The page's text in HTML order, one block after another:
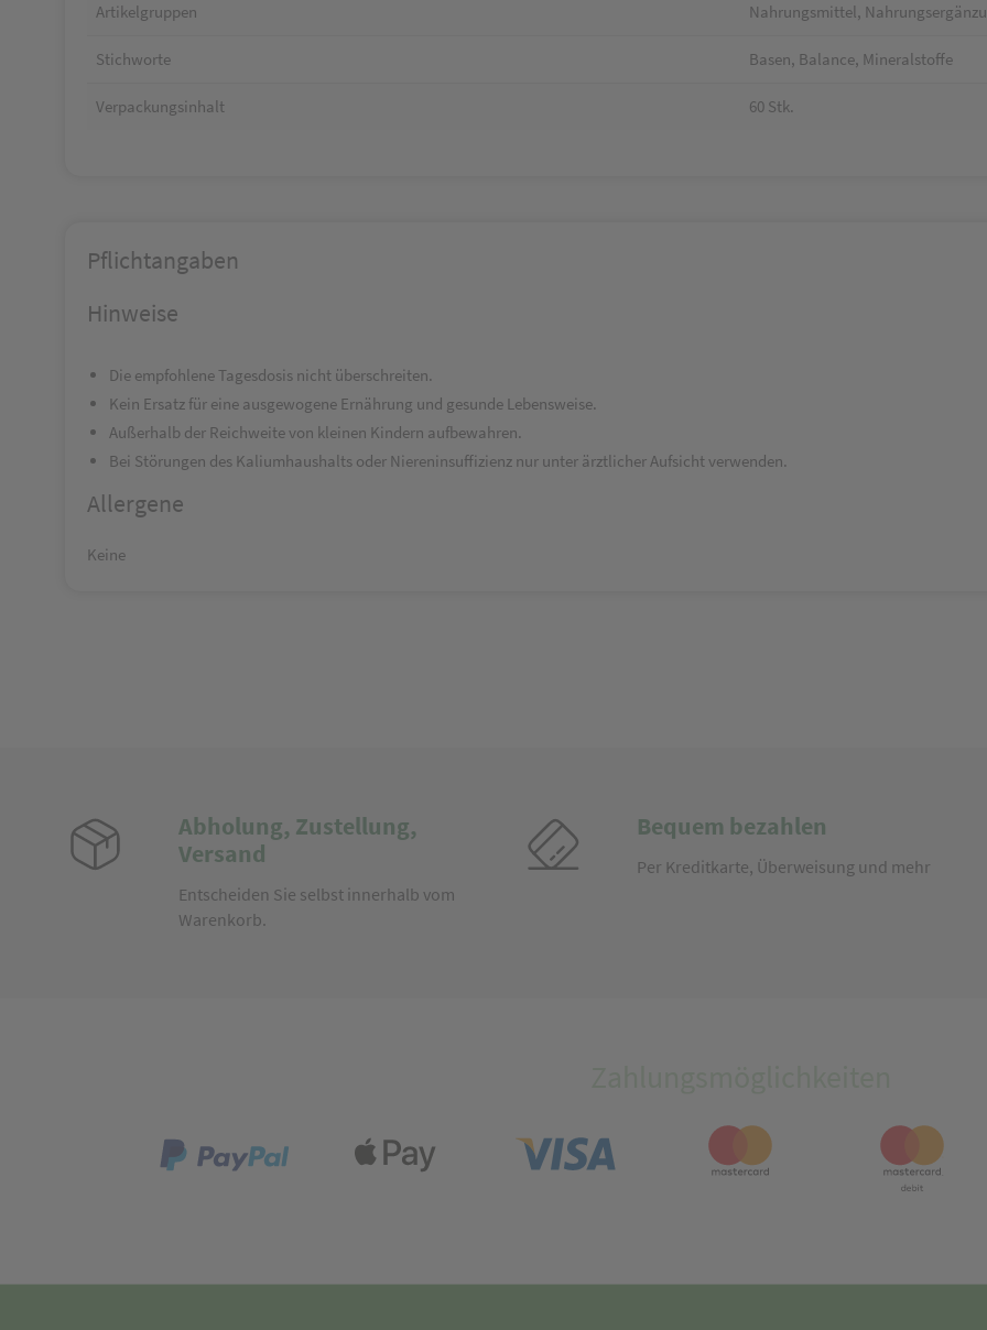
Artikelgruppen Nahrungsmittel,
Stichworte Basen, Balance, Mineralstoffe
Verpackungsinhalt 60 Stk.
Pflichtangaben
Hinweise
Die empfohlene Tagesdosis nicht überschreiten.
Kein Ersatz für eine ausgewogene Ernährung und gesunde Lebensweise.
Außerhalb der Reichweite von kleinen Kindern aufbewahren.
Bei Störungen des Kaliumhaushalts oder Niereninsuffizienz nur unter ärztlicher Aufsicht verwenden.
Allergene
Keine
Abholung, Zustellung,
Versand
Entscheiden Sie selbst innerhalb vom
Warenkorb.
Bequem bezahlen
Per Kreditkarte, Überweisung und mehr